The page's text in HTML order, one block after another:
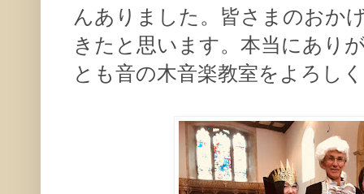
んありました。皆さまのおか
きたと思います。本当にあり
とも音の木音楽教室をよろし